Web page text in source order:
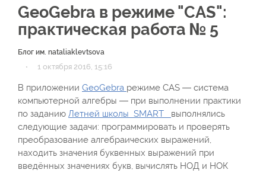
GeoGebra в режиме "CAS":
практическая работа № 5
Блог им. nataliaklevtsova
· 1 октября 2016, 15:16
В приложении GeoGebra режиме CAS — система
компьютерной алгебры — при выполнении практики
по заданию Летней школы SMART выполнялись
следующие задачи: программировать и проверять
преобразование алгебраических выражений,
находить значения буквенных выражений при
введённых значениях букв, вычислять НОД и НОК